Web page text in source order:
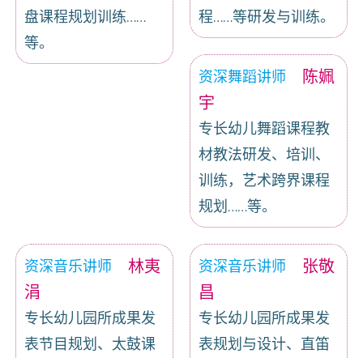
盘课程规划训练……
等。
程……等研发与训练。
资深舞蹈讲师
陈姵
宇
专长幼儿舞蹈课程教
材教法研发、培训、
训练，艺术跨界课程
规划……等。
资深音乐讲师
林夷
涓
专长幼儿园所成果发
表节目规划、太鼓课
资深音乐讲师
张敬
昌
专长幼儿园所成果发
表规划与设计、直笛